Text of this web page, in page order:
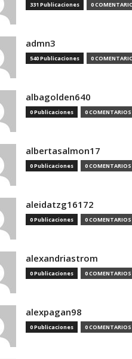
331 Publicaciones 0
admn3
540 Publicaciones 0
albagolden640
0 Publicaciones 0 COMENTARIOS
albertasalmon17
0 Publicaciones 0 COMENTARIOS
aleidatzg16172
0 Publicaciones 0 COMENTARIOS
alexandriastrom
0 Publicaciones 0 COMENTARIOS
alexpagan98
0 Publicaciones 0 COMENTARIOS